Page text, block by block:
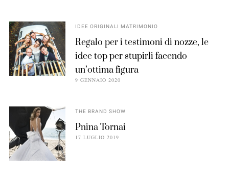
IDEE ORIGINALI MATRIMONIO
Regalo per i testimoni di nozze, le
idee top per stupirli facendo
un’ottima figura
9 GENNAIO 2020
THE BRAND SHOW
Pnina Tornai
17 LUGLIO 2019